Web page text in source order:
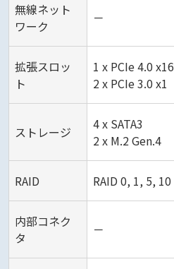
無線ネット
ワーク
－
拡張スロッ
ト
1 x PCIe 4.0 x16
2 x PCIe 3.0 x1
ストレージ
4 x SATA3
2 x M.2 Gen.4
RAID RAID 0, 1, 5, 10
内部コネク
タ
－